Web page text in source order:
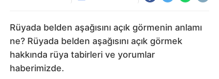
Rüyada belden aşağısını açık görmenin anlamı
ne? Rüyada belden aşağısını açık görmek
hakkında rüya tabirleri ve yorumlar
haberimizde.